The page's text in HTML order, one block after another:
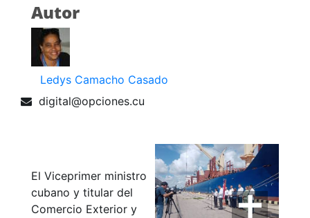
Autor
Ledys Camacho Casado
digital@opciones.cu
El Viceprimer ministro
cubano y titular del
Comercio Exterior y